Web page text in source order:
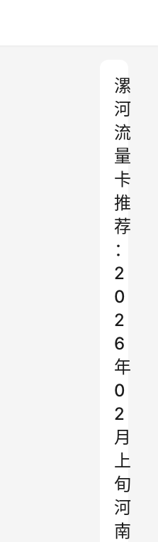
漯
河
流
量
卡
推
荐
：
2
0
2
6
年
0
2
月
上
旬
河
南